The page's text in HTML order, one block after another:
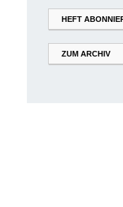
HEFT
ZUM ARCHIV